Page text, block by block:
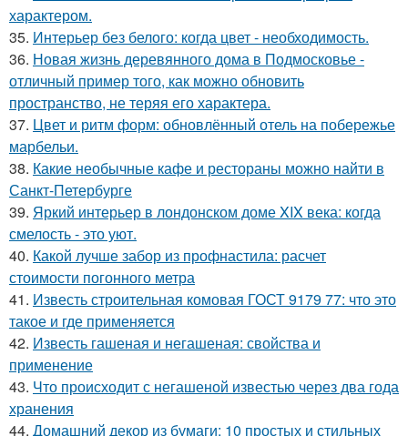
характером.
35. Интерьер без белого: когда цвет - необходимость.
36. Новая жизнь деревянного дома в Подмосковье -
отличный пример того, как можно обновить
пространство, не теряя его характера.
37. Цвет и ритм форм: обновлённый отель на побережье
марбельи.
38. Какие необычные кафе и рестораны можно найти в
Санкт-Петербурге
39. Яркий интерьер в лондонском доме XIX века: когда
смелость - это уют.
40. Какой лучше забор из профнастила: расчет
стоимости погонного метра
41. Известь строительная комовая ГОСТ 9179 77: что это
такое и где применяется
42. Известь гашеная и негашеная: свойства и
применение
43. Что происходит с негашеной известью через два года
хранения
44. Домашний декор из бумаги: 10 простых и стильных